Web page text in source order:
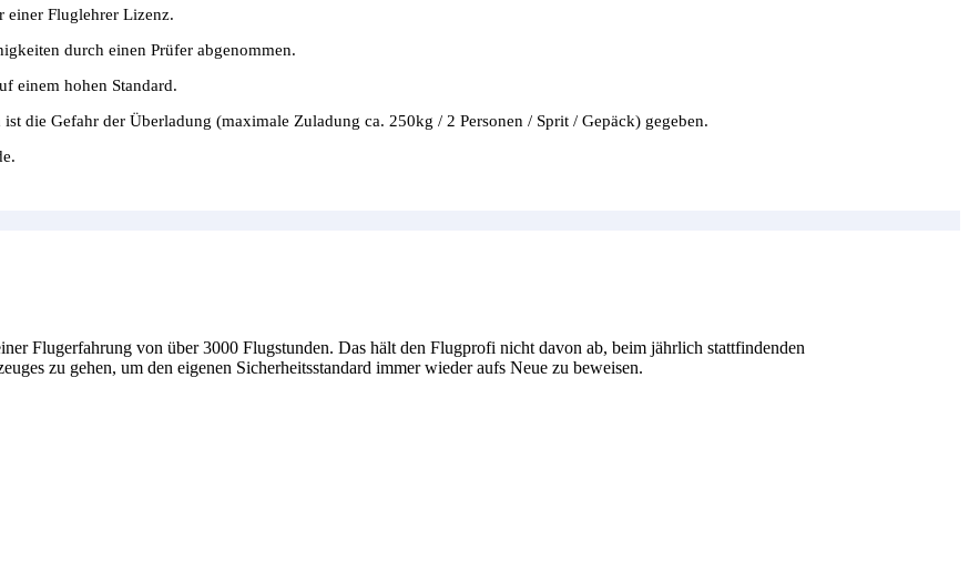
einer Fluglehrer Lizenz.
durch einen Prüfer abgenommen.
einem hohen Standard.
die Gefahr der Überladung (maximale Zuladung ca. 250kg / 2 Personen / Sprit / Gepäck) gegeben.
Flugerfahrung von über 3000 Flugstunden. Das hält den Flugprofi nicht davon ab, beim jährlich stattfindenden
zu gehen, um den eigenen Sicherheitsstandard immer wieder aufs Neue zu beweisen.